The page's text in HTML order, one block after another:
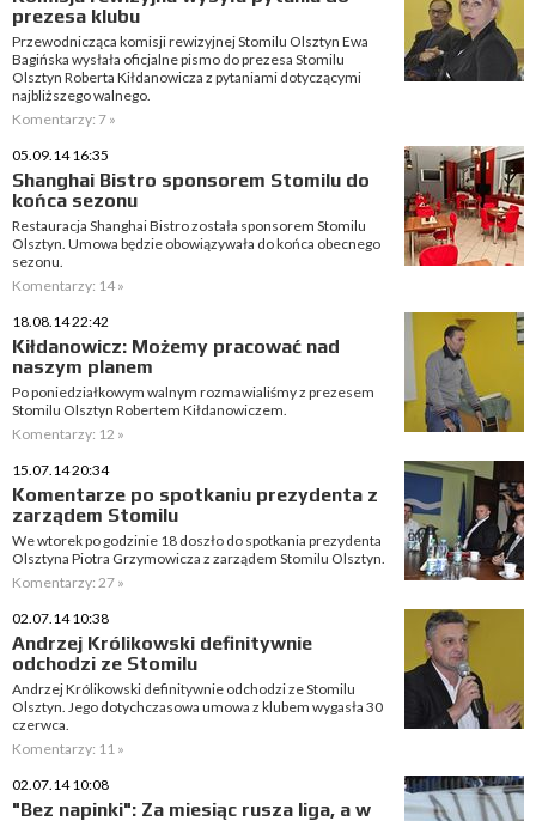
prezesa klubu
Przewodnicząca komisji rewizyjnej Stomilu Olsztyn Ewa
Bagińska wysłała oficjalne pismo do prezesa Stomilu
Olsztyn Roberta Kiłdanowicza z pytaniami dotyczącymi
najbliższego walnego.
Komentarzy: 7 »
05.09.14 16:35
Shanghai Bistro sponsorem Stomilu do
końca sezonu
Restauracja Shanghai Bistro została sponsorem Stomilu
Olsztyn. Umowa będzie obowiązywała do końca obecnego
sezonu.
Komentarzy: 14 »
18.08.14 22:42
Kiłdanowicz: Możemy pracować nad
naszym planem
Po poniedziałkowym walnym rozmawialiśmy z prezesem
Stomilu Olsztyn Robertem Kiłdanowiczem.
Komentarzy: 12 »
15.07.14 20:34
Komentarze po spotkaniu prezydenta z
zarządem Stomilu
We wtorek po godzinie 18 doszło do spotkania prezydenta
Olsztyna Piotra Grzymowicza z zarządem Stomilu Olsztyn.
Komentarzy: 27 »
02.07.14 10:38
Andrzej Królikowski definitywnie
odchodzi ze Stomilu
Andrzej Królikowski definitywnie odchodzi ze Stomilu
Olsztyn. Jego dotychczasowa umowa z klubem wygasła 30
czerwca.
Komentarzy: 11 »
02.07.14 10:08
"Bez napinki": Za miesiąc rusza liga, a w